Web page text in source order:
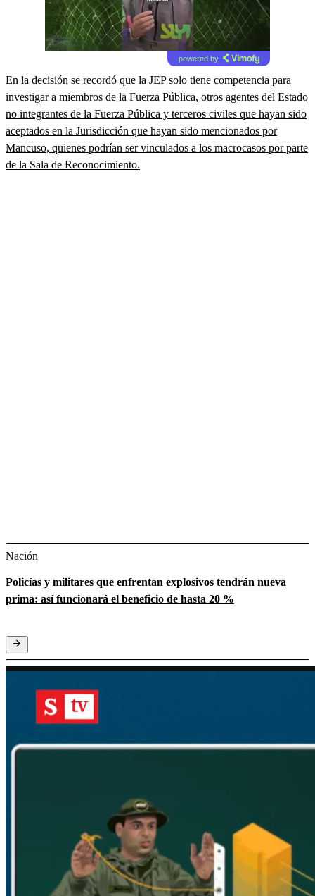
powered by
En la decisión se recordó que la JEP solo tiene competencia para
investigar a miembros de la Fuerza Pública, otros agentes del Estado
no integrantes de la Fuerza Pública y terceros civiles que hayan sido
aceptados en la Jurisdicción que hayan sido mencionados por
Mancuso, quienes podrían ser vinculados a los macrocasos por parte
de la Sala de Reconocimiento.
Nación
Policías y militares que enfrentan explosivos tendrán nueva
prima: así funcionará el beneficio de hasta 20 %